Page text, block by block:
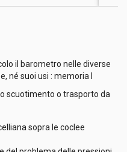
il barometro nelle diverse
né suoi usi : memoria I
scuotimento o trasporto da
sopra le coclee